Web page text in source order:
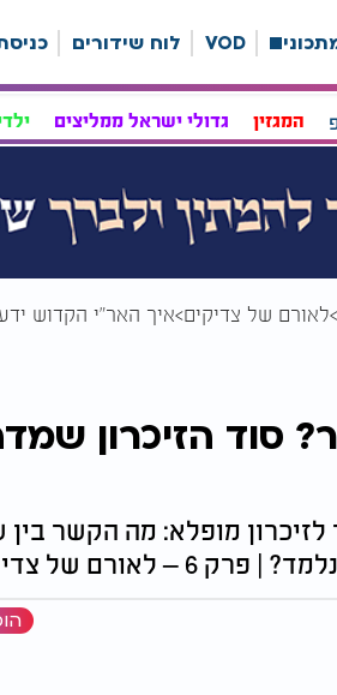
VOD לוח שידורים
המגזין גדולי ישראל ממליצים
לאורם של צדיקים איך האר"י הקדוש
סוד הזיכרון
מופלא: מה הקשר
של צדיקים